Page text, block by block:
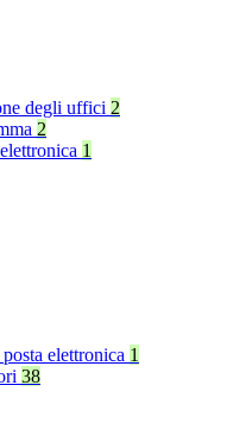
degli uffici 2
2
1
elettronica 1
38